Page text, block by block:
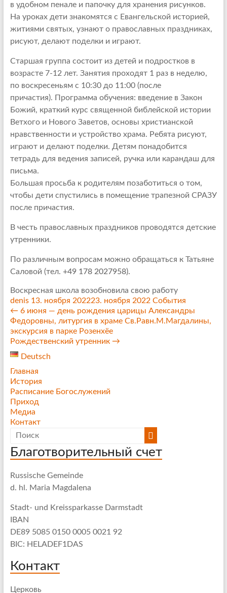
в удобном пенале и папочку для хранения рисунков.
На уроках дети знакомятся с Евангельской историей,
житиями святых, узнают о православных праздниках,
рисуют, делают поделки и играют.
Старшая группа состоит из детей и подростков в
возрасте 7-12 лет. Занятия проходят 1 раз в неделю,
по воскресеньям с 10:30 до 11:00 (после
причастия). Программа обучения: введение в Закон
Божий, краткий курс священной библейской истории
Ветхого и Нового Заветов, основы христианской
нравственности и устройство храма. Ребята рисуют,
играют и делают поделки. Детям понадобится
тетрадь для ведения записей, ручка или карандаш для
письма.
Большая просьба к родителям позаботиться о том,
чтобы дети спустились в помещение трапезной СРАЗУ
после причастия.
В честь православных праздников проводятся детские
утренники.
По различным вопросам можно обращаться к Татьяне
Саловой (тел. +49 178 2027958).
Воскресная школа возобновила свою работу
denis 13. ноября 202223. ноября 2022 События
← 6 июня — день рождения царицы Александры
Федоровны, литургия в храме Св.Равн.М.Магдалины,
экскурсия в парке Розенхёе
Рождественский утренник →
Deutsch
Главная
История
Расписание Богослужений
Приход
Медиа
Контакт
Благотворительный счет
Russische Gemeinde
d. hl. Maria Magdalena
Stadt- und Kreissparkasse Darmstadt
IBAN
DE89 5085 0150 0005 0021 92
BIC: HELADEF1DAS
Контакт
Церковь